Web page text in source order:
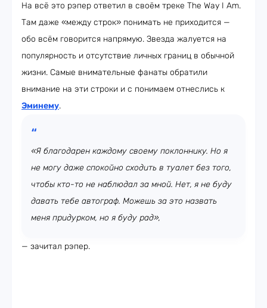
На всё это рэпер ответил в своём треке The Way I Am.
Там даже «между строк» понимать не приходится —
обо всём говорится напрямую. Звезда жалуется на
популярность и отсутствие личных границ в обычной
жизни. Самые внимательные фанаты обратили
внимание на эти строки и с понимаем отнеслись к
Эминему.
«Я благодарен каждому своему поклоннику. Но я
не могу даже спокойно сходить в туалет без того,
чтобы кто-то не наблюдал за мной. Нет, я не буду
давать тебе автограф. Можешь за это назвать
меня придурком, но я буду рад»,
— зачитал рэпер.